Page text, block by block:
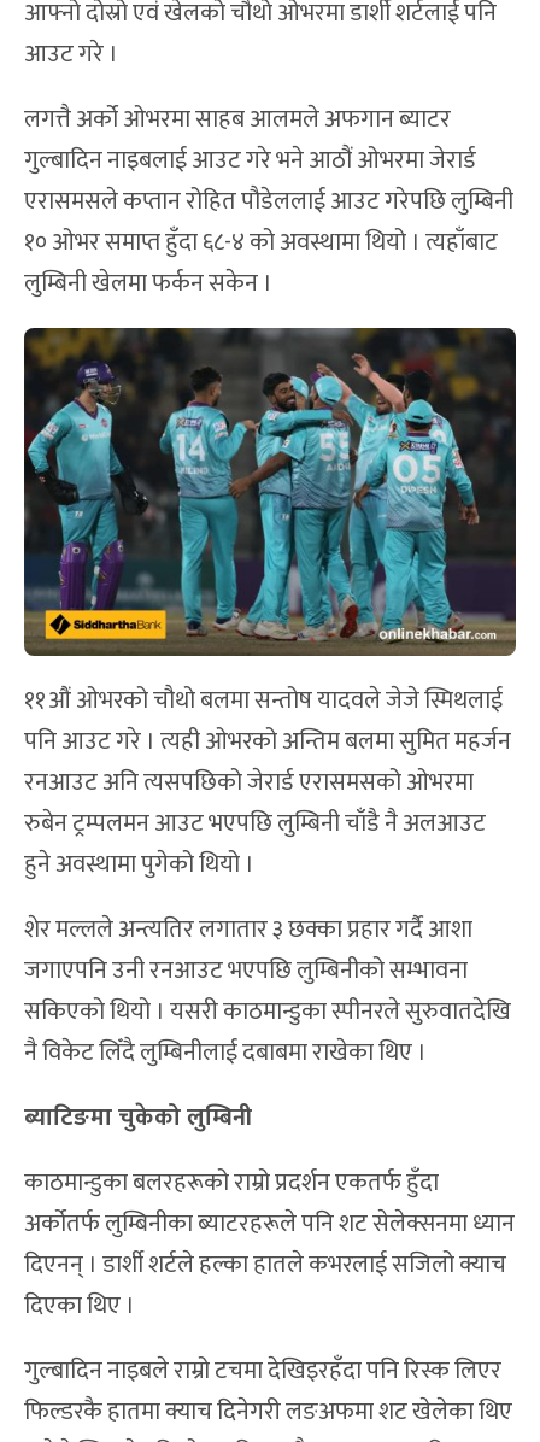
आफ्नो दोस्रो एवं खेलको चौथो ओभरमा डार्शी शर्टलाई पनि
आउट गरे ।
लगत्तै अर्को ओभरमा साहब आलमले अफगान ब्याटर
गुल्बादिन नाइबलाई आउट गरे भने आठौं ओभरमा जेरार्ड
एरासमसले कप्तान रोहित पौडेललाई आउट गरेपछि लुम्बिनी
१० ओभर समाप्त हुँदा ६८-४ को अवस्थामा थियो । त्यहाँबाट
लुम्बिनी खेलमा फर्कन सकेन ।
११औं ओभरको चौथो बलमा सन्तोष यादवले जेजे स्मिथलाई
पनि आउट गरे । त्यही ओभरको अन्तिम बलमा सुमित महर्जन
रनआउट अनि त्यसपछिको जेरार्ड एरासमसको ओभरमा
रुबेन ट्रम्पलमन आउट भएपछि लुम्बिनी चाँडै नै अलआउट
हुने अवस्थामा पुगेको थियो ।
शेर मल्लले अन्त्यतिर लगातार ३ छक्का प्रहार गर्दै आशा
जगाएपनि उनी रनआउट भएपछि लुम्बिनीको सम्भावना
सकिएको थियो । यसरी काठमान्डुका स्पीनरले सुरुवातदेखि
नै विकेट लिँदै लुम्बिनीलाई दबाबमा राखेका थिए ।
ब्याटिङमा चुकेको लुम्बिनी
काठमान्डुका बलरहरूको राम्रो प्रदर्शन एकतर्फ हुँदा
अर्कोतर्फ लुम्बिनीका ब्याटरहरूले पनि शट सेलेक्सनमा ध्यान
दिएनन् । डार्शी शर्टले हल्का हातले कभरलाई सजिलो क्याच
दिएका थिए ।
गुल्बादिन नाइबले राम्रो टचमा देखिइरहँदा पनि रिस्क लिएर
फिल्डरकै हातमा क्याच दिनेगरी लङअफमा शट खेलेका थिए